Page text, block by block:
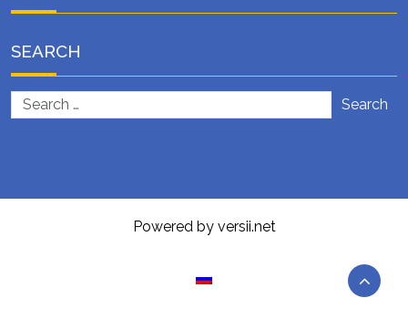
SEARCH
Search
Powered by versii.net